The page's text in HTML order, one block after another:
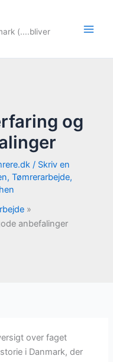
(....bliver
og
/ Skriv en
, Tømrerarbejde,
anbefalinger
over faget
i Danmark, der